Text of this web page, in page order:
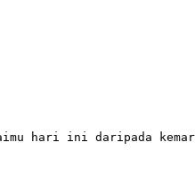
hari ini daripada